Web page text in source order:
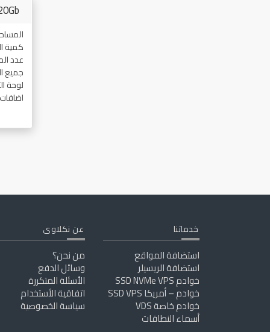
كمية
عدد
جميع
لوحة
خدماتنا
استضافة المواقع
استضافة الريسيلر
خوادم SSD NVMe VPS
خوادم – أمريكا SSD VPS
خوادم خاصة VDS
أسماء النطاقات
عن نكلاوى
من نحن؟
وسائل الدفع
الأسئلة المتكررة
اتفاقية الأستخدام
سياسة الخصوصية